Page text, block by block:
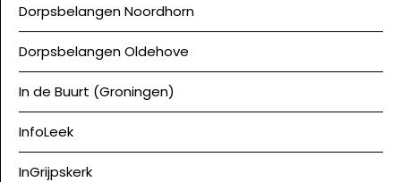
Dorpsbelangen Noordhorn
Dorpsbelangen Oldehove
In de Buurt (Groningen)
InfoLeek
InGrijpskerk